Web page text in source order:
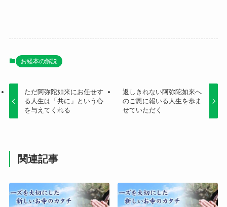
お経本の解説
ただ阿弥陀如来にお任せす
る人生は「共に」という心
を与えてくれる
返しきれない阿弥陀如来へ
のご恩に報いる人生を歩ま
せていただく
関連記事